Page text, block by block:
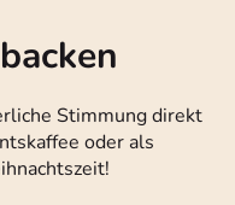
Stimmung direkt
oder als